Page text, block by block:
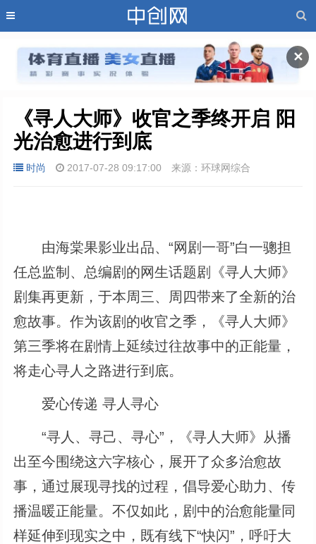
✕
《寻人大师》收官之季终开启 阳
光治愈进行到底
时尚 2017-07-28 09:17:00 来源：环球网综合
由海棠果影业出品、“网剧一哥”白一骢担
任总监制、总编剧的网生话题剧《寻人大师》
剧集再更新，于本周三、周四带来了全新的治
愈故事。作为该剧的收官之季，《寻人大师》
第三季将在剧情上延续过往故事中的正能量，
将走心寻人之路进行到底。
爱心传递 寻人寻心
“寻人、寻己、寻心”，《寻人大师》从播
出至今围绕这六字核心，展开了众多治愈故
事，通过展现寻找的过程，倡导爱心助力、传
播温暖正能量。不仅如此，剧中的治愈能量同
样延伸到现实之中，既有线下“快闪”，呼吁大